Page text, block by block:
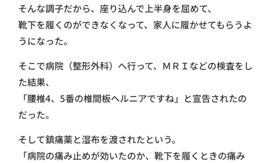
そんな調子だから、座り込んで上半身を屈めて、
靴下を履くのができなくなって、家人に履かせてもらうよ
うになった。
そこで病院（整形外科）へ行って、ＭＲＩなどの検査をし
た結果、
「腰椎4、5番の椎間板ヘルニアですね」と宣告されたの
だった。
そして鎮痛薬と湿布を渡されたという。
「病院の痛み止めが効いたのか、靴下を履くときの痛み